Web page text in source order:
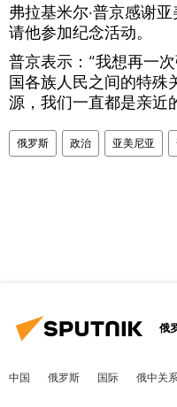
弗拉基米尔·普京感谢
请他参加纪念活动。
普京表示：“我想再一
国各族人民之间的特殊
源，我们一直都是亲近
俄罗斯 政治 亚美尼亚
俄
中国 俄罗斯 国际 俄中关